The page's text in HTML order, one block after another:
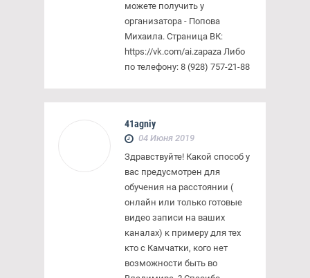
можете получить у
организатора - Попова
Михаила. Страница ВК:
https://vk.com/ai.zapaza Либо
по телефону: 8 (928) 757-21-88
41agniy
04 Июня 2019
Здравствуйте! Какой способ у
вас предусмотрен для
обучения на расстоянии (
онлайн или только готовые
видео записи на ваших
каналах) к примеру для тех
кто с Камчатки, кого нет
возможности быть во